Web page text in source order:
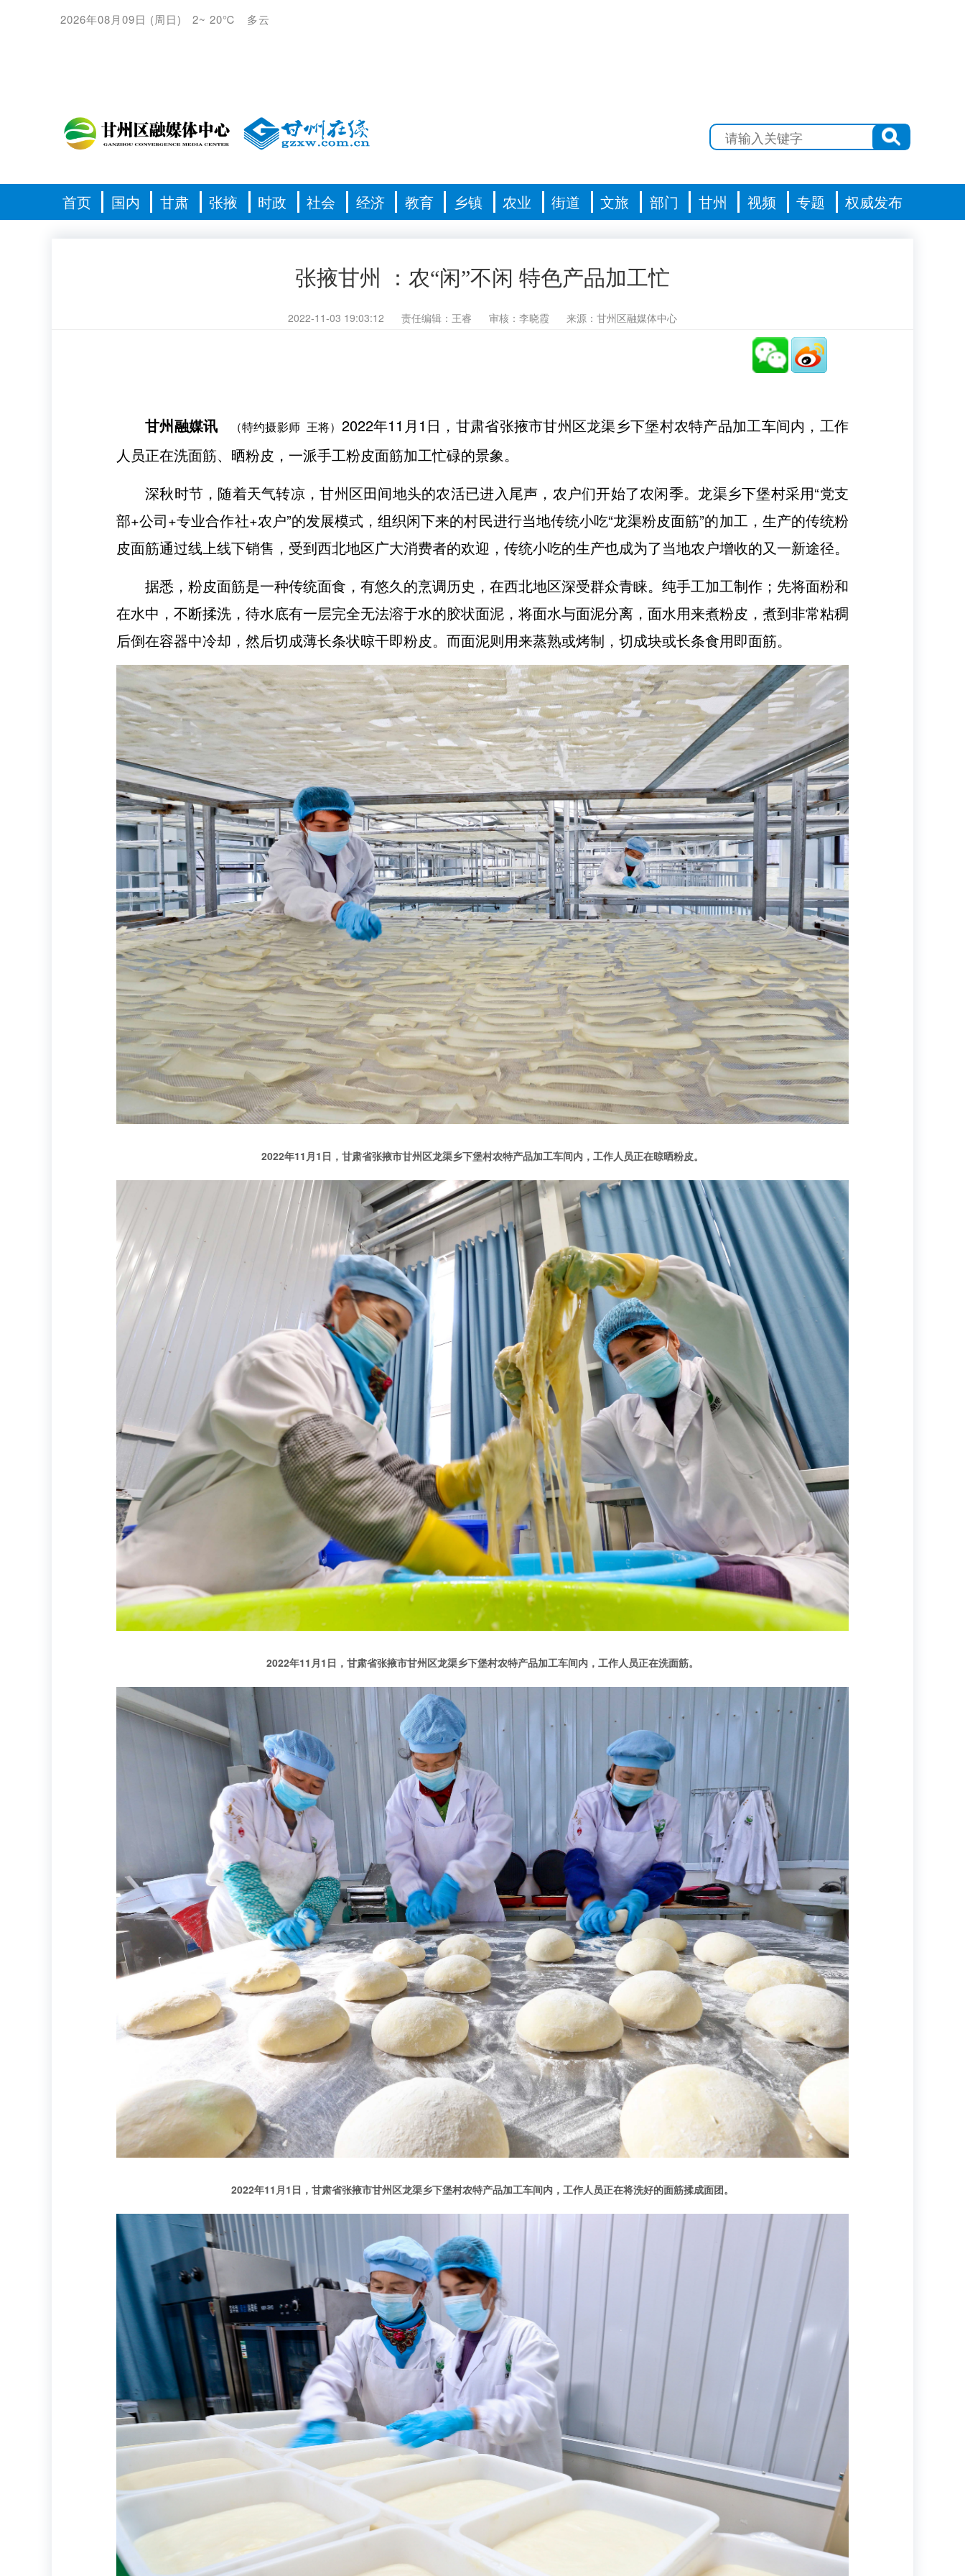
2026年08月09日 (周日) 2~ 20℃ 多云
首页 国内 甘肃 张掖 时政 社会 经济 教育 乡镇 农业 街道 文旅 部门 甘州 视频 专题 权威发布
张掖甘州 ：农“闲”不闲 特色产品加工忙
2022-11-03 19:03:12 责任编辑：王睿 审核：李晓霞 来源：甘州区融媒体中心
甘州融媒讯 （特约摄影师 王将） 2022年11月1日，甘肃省张掖市甘州区龙渠乡下堡村农特产品加工车间内，工作
人员正在洗面筋、晒粉皮，一派手工粉皮面筋加工忙碌的景象。
深秋时节，随着天气转凉，甘州区田间地头的农活已进入尾声，农户们开始了农闲季。龙渠乡下堡村采用“党支
部+公司+专业合作社+农户”的发展模式，组织闲下来的村民进行当地传统小吃“龙渠粉皮面筋”的加工，生产的传统粉
皮面筋通过线上线下销售，受到西北地区广大消费者的欢迎，传统小吃的生产也成为了当地农户增收的又一新途径。
据悉，粉皮面筋是一种传统面食，有悠久的烹调历史，在西北地区深受群众青睐。纯手工加工制作；先将面粉和
在水中，不断揉洗，待水底有一层完全无法溶于水的胶状面泥，将面水与面泥分离，面水用来煮粉皮，煮到非常粘稠
后倒在容器中冷却，然后切成薄长条状晾干即粉皮。而面泥则用来蒸熟或烤制，切成块或长条食用即面筋。
2022年11月1日，甘肃省张掖市甘州区龙渠乡下堡村农特产品加工车间内，工作人员正在晾晒粉皮。
2022年11月1日，甘肃省张掖市甘州区龙渠乡下堡村农特产品加工车间内，工作人员正在洗面筋。
2022年11月1日，甘肃省张掖市甘州区龙渠乡下堡村农特产品加工车间内，工作人员正在将洗好的面筋揉成面团。